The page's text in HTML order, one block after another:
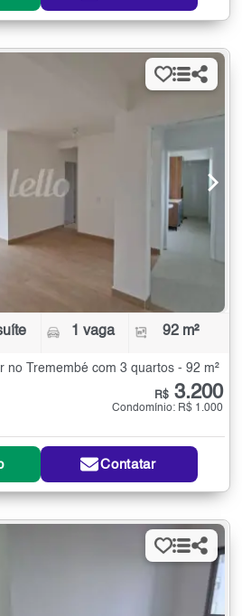
1 vaga 92 m²
no Tremembé com 3 quartos - 92 m²
R$ 3.200
Condomínio: R$ 1.000
Contatar